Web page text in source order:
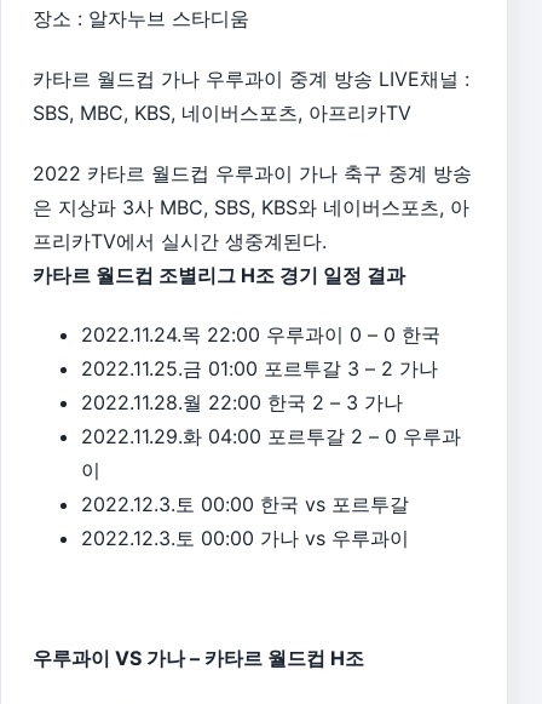
장소 : 알자누브 스타디움
카타르 월드컵 가나 우루과이 중계 방송 LIVE채널 :
SBS, MBC, KBS, 네이버스포츠, 아프리카TV
2022 카타르 월드컵 우루과이 가나 축구 중계 방송
은 지상파 3사 MBC, SBS, KBS와 네이버스포츠, 아
프리카TV에서 실시간 생중계된다.
카타르 월드컵 조별리그 H조 경기 일정 결과
2022.11.24.목 22:00 우루과이 0 – 0 한국
2022.11.25.금 01:00 포르투갈 3 – 2 가나
2022.11.28.월 22:00 한국 2 – 3 가나
2022.11.29.화 04:00 포르투갈 2 – 0 우루과
이
2022.12.3.토 00:00 한국 vs 포르투갈
2022.12.3.토 00:00 가나 vs 우루과이
우루과이 VS 가나 – 카타르 월드컵 H조